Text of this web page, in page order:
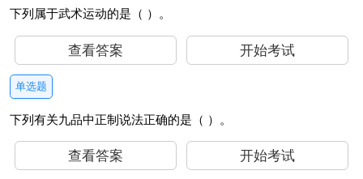
下列属于武术运动的是（ ）。
查看答案 开始考试
单选题
下列有关九品中正制说法正确的是（ ）。
查看答案 开始考试